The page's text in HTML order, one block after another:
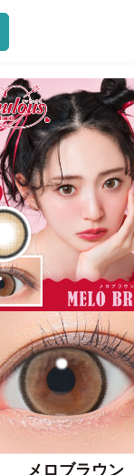
メロブラウン